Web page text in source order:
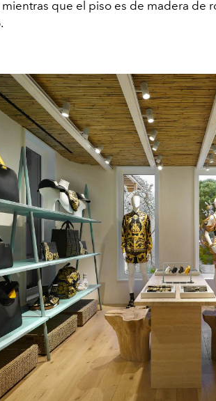
que el piso es de madera de